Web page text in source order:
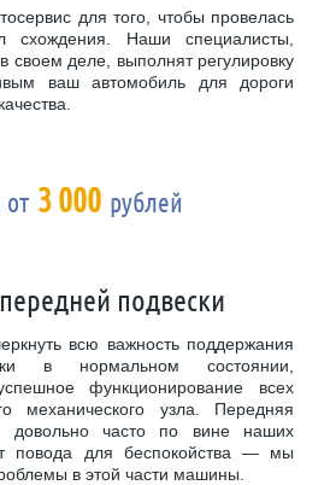
для того, чтобы провелась
схождения. Наши специалисты,
своем деле, выполнят регулировку
ваш автомобиль для дороги
3 000 рублей
подвески
всю важность поддержания
в нормальном состоянии,
функционирование всех
механического узла. Передняя
довольно часто по вине наших
повода для беспокойства — мы
в этой части машины.